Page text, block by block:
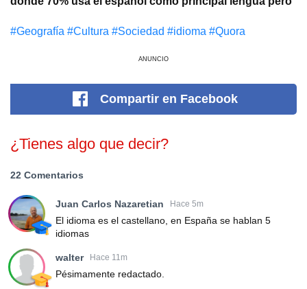
#Geografía #Cultura #Sociedad #idioma #Quora
ANUNCIO
Compartir en Facebook
¿Tienes algo que decir?
22 Comentarios
Juan Carlos Nazaretian Hace 5m
El idioma es el castellano, en España se hablan 5
idiomas
walter Hace 11m
Pésimamente redactado.